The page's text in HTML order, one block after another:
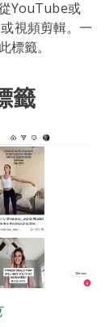
YouTube或
視頻剪輯。一
籤。
籤